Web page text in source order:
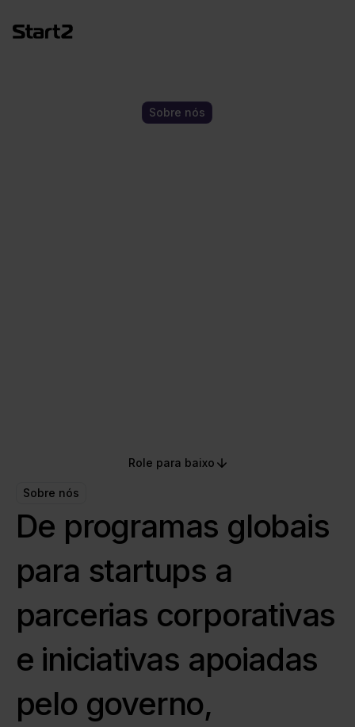
Sobre nós
Role para baixo
Sobre nós
De programas globais
para startups a
parcerias corporativas
e iniciativas apoiadas
pelo governo,